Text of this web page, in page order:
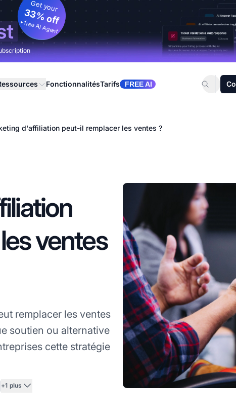
Get your
33% off
+ free AI Agent
FonctionnalitésTarifs FREE AI
d'affiliation peut-il remplacer les ventes ?
ventes
remplacer les ventes
soutien ou alternative
cette stratégie
+1 plus